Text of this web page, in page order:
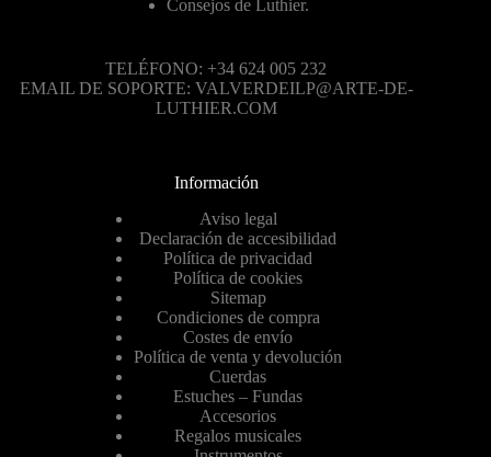
Consejos de Luthier.
TELÉFONO: +34 624 005 232
EMAIL DE SOPORTE: VALVERDEILP@ARTE-DE-
LUTHIER.COM
Información
Aviso legal
Declaración de accesibilidad
Política de privacidad
Política de cookies
Sitemap
Condiciones de compra
Costes de envío
Política de venta y devolución
Cuerdas
Estuches – Fundas
Accesorios
Regalos musicales